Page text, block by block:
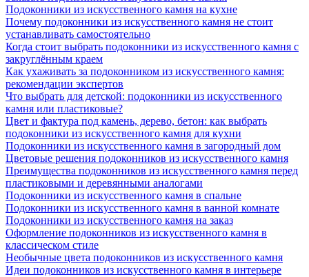
Подоконники из искусственного камня на кухне
Почему подоконники из искусственного камня не стоит
устанавливать самостоятельно
Когда стоит выбрать подоконники из искусственного камня с
закруглённым краем
Как ухаживать за подоконником из искусственного камня:
рекомендации экспертов
Что выбрать для детской: подоконники из искусственного
камня или пластиковые?
Цвет и фактура под камень, дерево, бетон: как выбрать
подоконники из искусственного камня для кухни
Подоконники из искусственного камня в загородный дом
Цветовые решения подоконников из искусственного камня
Преимущества подоконников из искусственного камня перед
пластиковыми и деревянными аналогами
Подоконники из искусственного камня в спальне
Подоконники из искусственного камня в ванной комнате
Подоконники из искусственного камня на заказ
Оформление подоконников из искусственного камня в
классическом стиле
Необычные цвета подоконников из искусственного камня
Идеи подоконников из искусственного камня в интерьере